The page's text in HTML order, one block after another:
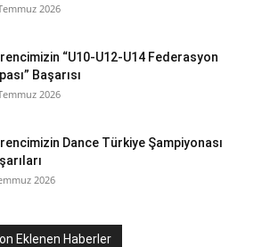
2026
“U10-U12-U14 Federasyon
Başarısı
2026
Dance Türkiye Şampiyonası
2026
Eklenen Haberler